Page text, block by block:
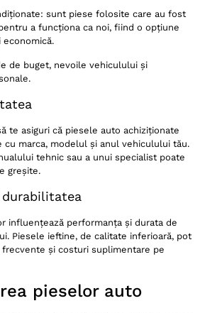
sunt piese folosite care au fost
a funcționa ca noi, fiind o opțiune
economică.
de buget, nevoile vehiculului și
te asiguri că piesele auto achiziționate
cu marca, modelul și anul vehiculului tău.
tehnic sau a unui specialist poate
greșite.
influențează performanța și durata de
Piesele ieftine, de calitate inferioară, pot
și costuri suplimentare pe
pieselor auto